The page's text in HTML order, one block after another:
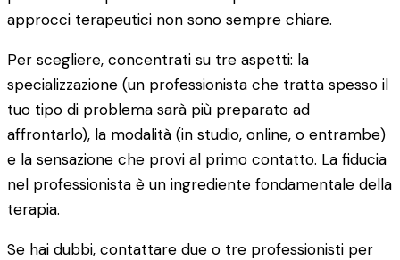
approcci terapeutici non sono sempre chiare.
Per scegliere, concentrati su tre aspetti: la
specializzazione (un professionista che tratta spesso il
tuo tipo di problema sarà più preparato ad
affrontarlo), la modalità (in studio, online, o entrambe)
e la sensazione che provi al primo contatto. La fiducia
nel professionista è un ingrediente fondamentale della
terapia.
Se hai dubbi, contattare due o tre professionisti per